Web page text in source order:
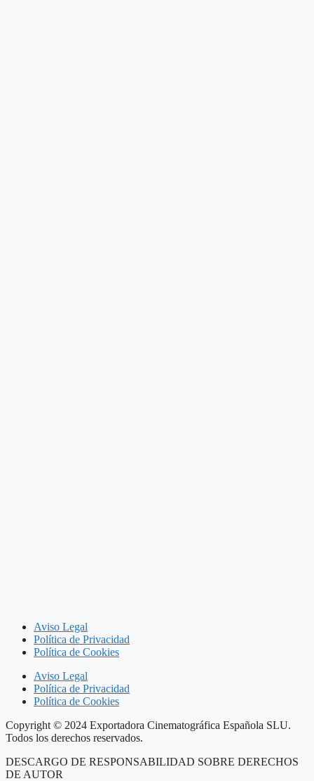
Aviso Legal
Política de Privacidad
Política de Cookies
Aviso Legal
Política de Privacidad
Política de Cookies
Copyright © 2024 Exportadora Cinematográfica Española SLU.
Todos los derechos reservados.
DESCARGO DE RESPONSABILIDAD SOBRE DERECHOS
DE AUTOR